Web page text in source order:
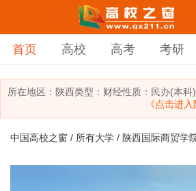
首页 高校 高考 考研
所在地区： 陕西类型： 财经性质：民办(本科)
《点击进
中国高校之窗 / 所有大学 / 陕西国际商贸学